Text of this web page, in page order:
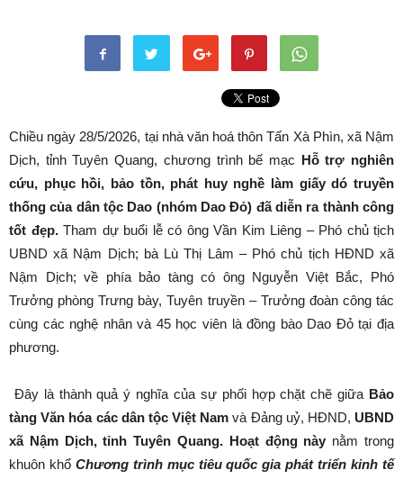
Chiều ngày 28/5/2026, tại nhà văn hoá thôn Tấn Xà Phìn, xã Nậm
Dịch, tỉnh Tuyên Quang, chương trình bế mạc Hỗ trợ nghiên
cứu, phục hồi, bảo tồn, phát huy nghề làm giấy dó truyền
thống của dân tộc Dao (nhóm Dao Đỏ) đã diễn ra thành công
tốt đẹp.Tham dự buổi lễ có ông Vần Kim Liêng – Phó chủ tịch
UBND xã Nậm Dịch; bà Lù Thị Lâm – Phó chủ tịch HĐND xã
Nậm Dịch; về phía bảo tàng có ông Nguyễn Việt Bắc, Phó
Trưởng phòng Trưng bày, Tuyên truyền – Trưởng đoàn công tác
cùng các nghệ nhân và 45 học viên là đồng bào Dao Đỏ tại địa
phương.
Đây là thành quả ý nghĩa của sự phối hợp chặt chẽ giữa Bảo
tàng Văn hóa các dân tộc Việt Nam và Đảng uỷ, HĐND, UBND
xã Nậm Dịch, tỉnh Tuyên Quang. Hoạt động này nằm trong
khuôn khổ Chương trình mục tiêu quốc gia phát triển kinh tế